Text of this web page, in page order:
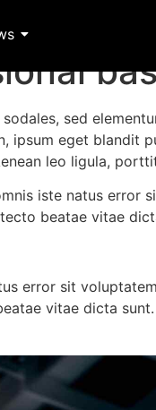
sed
ipsum eget blandit
leo ligula,
iste natus error
beatae vitae
error sit
vitae dicta sunt.